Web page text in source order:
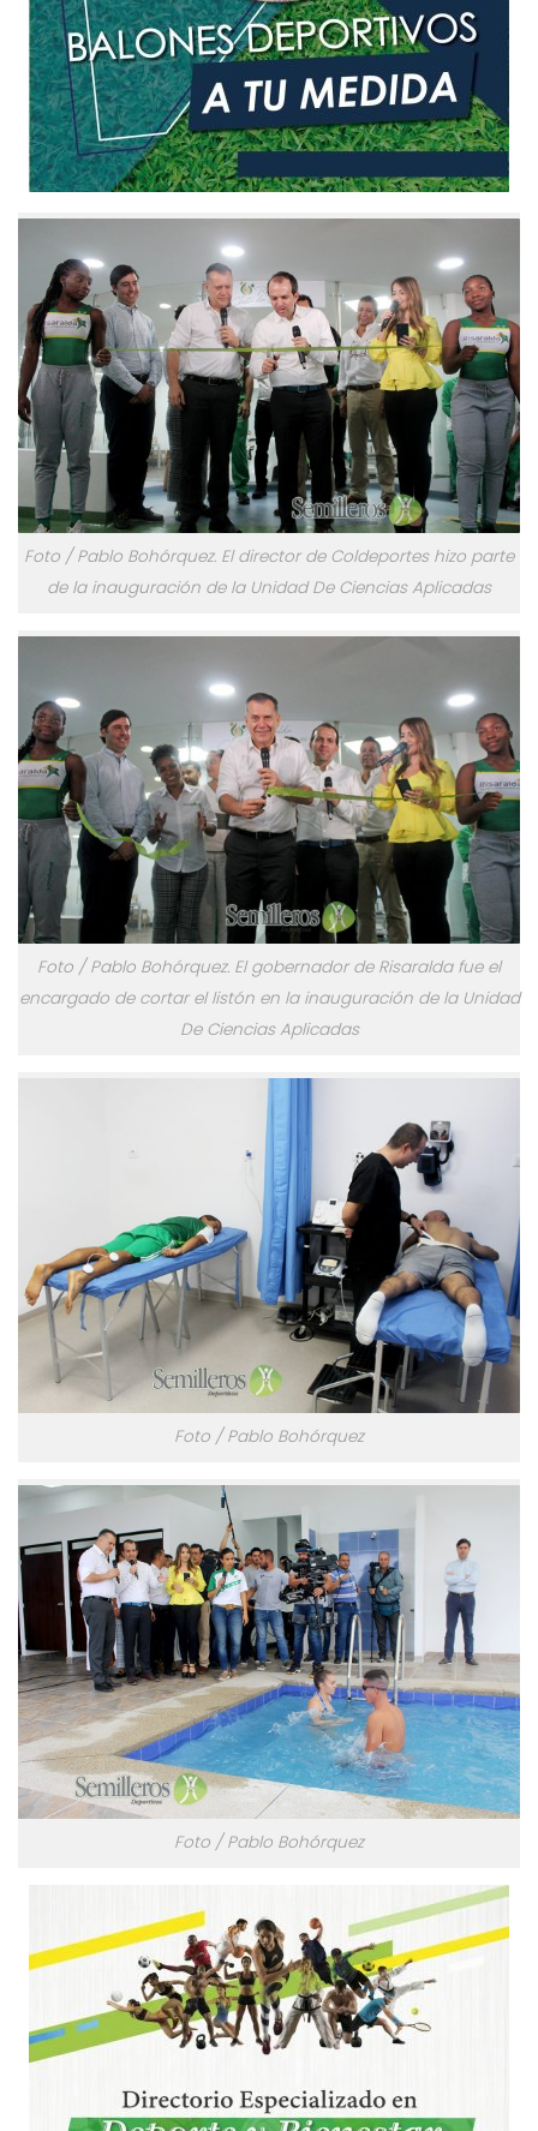
Foto / Pablo Bohórquez. El director de Coldeportes hizo parte
de la inauguración de la Unidad De Ciencias Aplicadas
Foto / Pablo Bohórquez. El gobernador de Risaralda fue el
encargado de cortar el listón en la inauguración de la Unidad
De Ciencias Aplicadas
Foto / Pablo Bohórquez
Foto / Pablo Bohórquez